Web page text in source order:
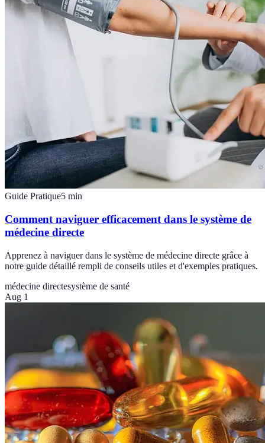
Guide Pratique5 min
Comment naviguer efficacement dans le système de
médecine directe
Apprenez à naviguer dans le système de médecine directe grâce à
notre guide détaillé rempli de conseils utiles et d'exemples pratiques.
médecine directesystème de santé
Aug 1